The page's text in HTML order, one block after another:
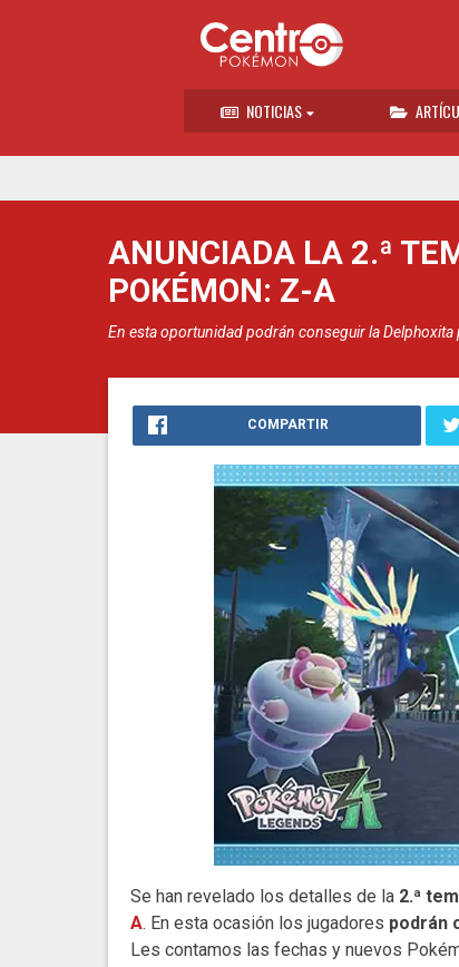
NOTICIAS
ANUNCIADA LA 2.ª
POKÉMON: Z-A
En esta oportunidad podrán conseguir la Delphoxita
COMPARTIR
Se han revelado los detalles de la 2.ª
A. En esta ocasión los jugadores podrán
Les contamos las fechas y nuevos